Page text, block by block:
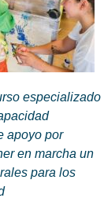
especializado
apoyo por
en marcha un
para los